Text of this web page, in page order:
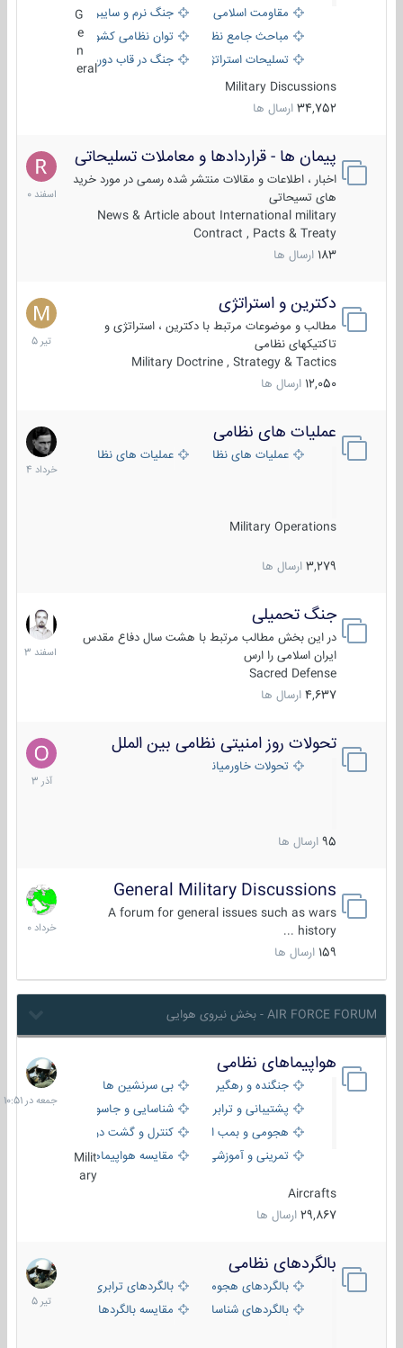
مقاومت اسلامی
جنگ نرم و سایبری
مباحث جامع نظامی
توان نظامی کشورها
تسلیحات استراتژیک
جنگ در قاب دوربین
eral
Military Discussions
34,752 ارسال ها
پیمان ها - قراردادها و معاملات تسلیحاتی
اخبار ، اطلاعات و مقالات منتشر شده رسمی در مورد خرید
های تسیحاتی
News & Article about International military
Contract , Pacts & Treaty
183 ارسال ها
7
اسفند
1400
دکترین و استراتژی
مطالب و موضوعات مرتبط با دکترین ، استراتژی و
تاکتیکهای نظامی
Military Doctrine , Strategy & Tactics
12,050 ارسال ها
27
تیر
1405
عملیات های نظامی
عملیات های نظامی ایرانعملیات های نظامی خارجی
Military Operations
3,279 ارسال ها
5
خرداد
1404
جنگ تحمیلی
در این بخش مطالب مرتبط با هشت سال دفاع مقدس
ایران اسلامی را ارس
Sacred Defense
4,637 ارسال ها
20
اسفند
1403
تحولات روز امنیتی نظامی بین الملل
تحولات خاورمیانه
95 ارسال ها
21
آذر
1403
General Military Discussions
A forum for general issues such as wars
history ...
159 ارسال ها
10
خرداد
1400
AIR FORCE FORUM - بخش نیروی هوایی
هواپیماهای نظامی
جنگنده و رهگیر
بی سرنشین ها
پشتیبانی و ترابری
شناسایی و جاسوسی
هجومی و بمب افکن
کنترل و گشت دریایی
تمرینی و آموزشی
مقایسه هواپیماهاMilit
ary
Aircrafts
29,867 ارسال ها
جمعه
در
10:51
بالگردهای نظامی
بالگردهای هجومی
بالگردهای ترابری
بالگردهای شناسایی
مقایسه بالگردها
22
تیر
1405